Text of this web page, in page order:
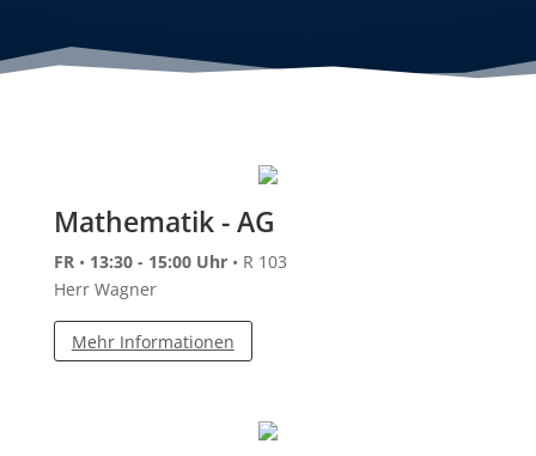
Mathematik - AG
FR• 13:30 - 15:00 Uhr• R 103
Herr Wagner
Mehr Informationen